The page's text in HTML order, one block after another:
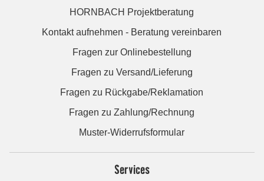
HORNBACH Projektberatung
Kontakt aufnehmen - Beratung vereinbaren
Fragen zur Onlinebestellung
Fragen zu Versand/Lieferung
Fragen zu Rückgabe/Reklamation
Fragen zu Zahlung/Rechnung
Muster-Widerrufsformular
Services